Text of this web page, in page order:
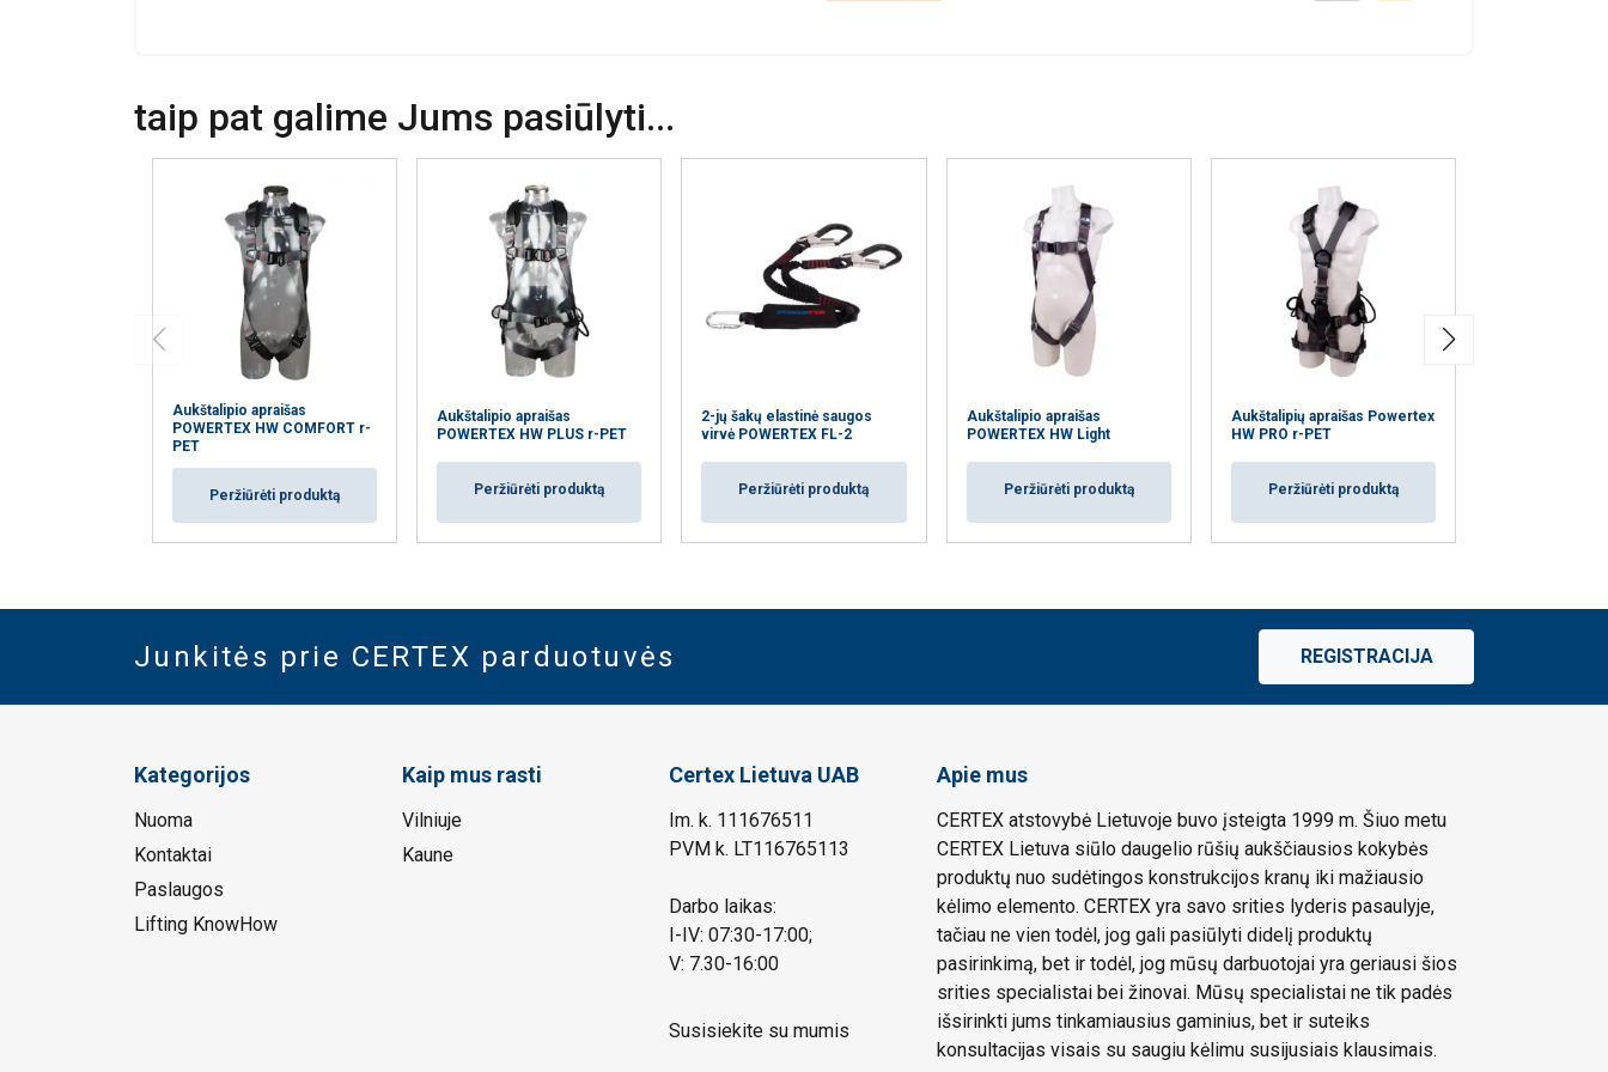
taip pat galime Jums pasiūlyti...
Aukštalipio apraišas
POWERTEX HW COMFORT r-
PET
Peržiūrėti produktą
Aukštalipio apraišas
POWERTEX HW PLUS r-PET
Peržiūrėti produktą
2-jų šakų elastinė saugos
virvė POWERTEX FL-2
Peržiūrėti produktą
Aukštalipio apraišas
POWERTEX HW Light
Peržiūrėti produktą
Aukštalipių apraišas Powertex
HW PRO r-PET
Peržiūrėti produktą
Junkitės prie CERTEX parduotuvės REGISTRACIJA
Kategorijos
Nuoma
Kontaktai
Paslaugos
Lifting KnowHow
Kaip mus rasti
Vilniuje
Kaune
Certex Lietuva UAB
Im. k. 111676511
PVM k. LT116765113
Darbo laikas:
I-IV: 07:30-17:00;
V: 7.30-16:00
Susisiekite su mumis
Apie mus
CERTEX atstovybė Lietuvoje buvo įsteigta 1999 m. Šiuo metu
CERTEX Lietuva siūlo daugelio rūšių aukščiausios kokybės
produktų nuo sudėtingos konstrukcijos kranų iki mažiausio
kėlimo elemento. CERTEX yra savo srities lyderis pasaulyje,
tačiau ne vien todėl, jog gali pasiūlyti didelį produktų
pasirinkimą, bet ir todėl, jog mūsų darbuotojai yra geriausi šios
srities specialistai bei žinovai. Mūsų specialistai ne tik padės
išsirinkti jums tinkamiausius gaminius, bet ir suteiks
konsultacijas visais su saugiu kėlimu susijusiais klausimais.
AŠ SUTINKU
PARODYTI DETALIAU